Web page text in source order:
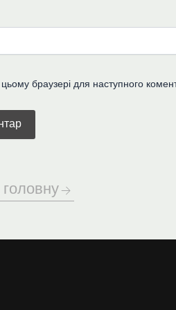
браузері для наступного